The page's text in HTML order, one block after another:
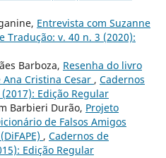
Entrevista com Suzanne
Tradução: v. 40 n. 3 (2020):
Barboza, Resenha do livro
Cristina Cesar , Cadernos
Edição Regular
Barbieri Durão, Projeto
de Falsos Amigos
, Cadernos de
Edição Regular